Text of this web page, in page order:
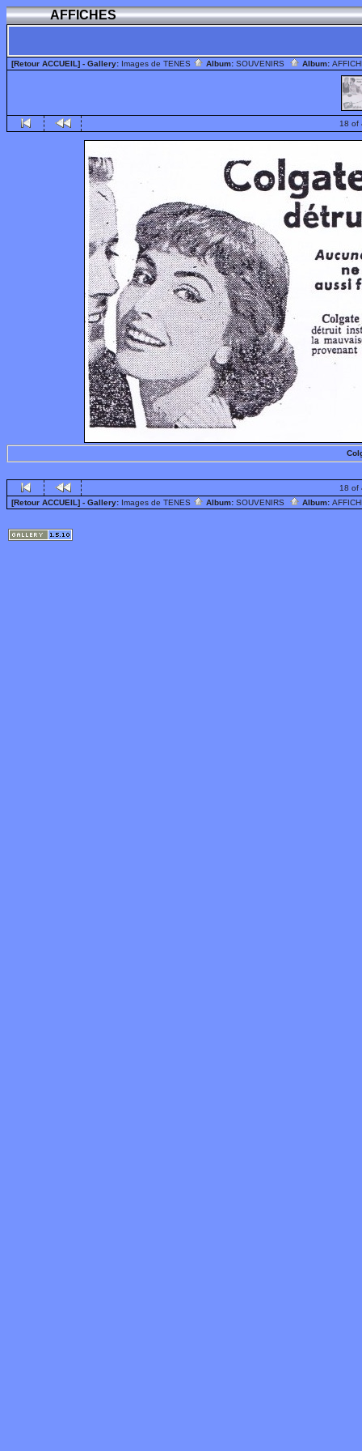
AFFICHES
[Retour ACCUEIL] - Gallery: Images de TENES Album: SOUVENIRS Album:
18 of
18 of
[Retour ACCUEIL] - Gallery: Images de TENES Album: SOUVENIRS Album: